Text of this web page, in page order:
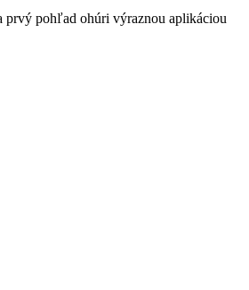
prvý pohľad ohúri výraznou aplikáciou